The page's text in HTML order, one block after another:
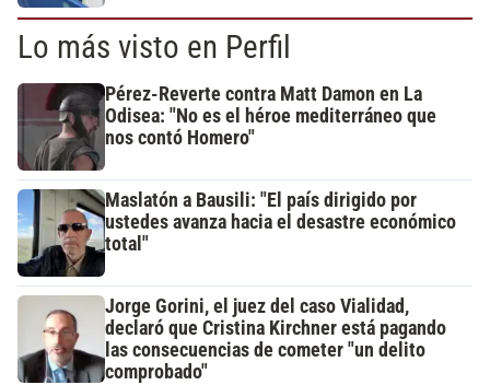
Lo más visto en Perfil
Pérez-Reverte contra Matt Damon en La
Odisea: "No es el héroe mediterráneo que
nos contó Homero"
Maslatón a Bausili: "El país dirigido por
ustedes avanza hacia el desastre económico
total"
Jorge Gorini, el juez del caso Vialidad,
declaró que Cristina Kirchner está pagando
las consecuencias de cometer "un delito
comprobado"